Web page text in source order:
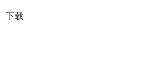
下载